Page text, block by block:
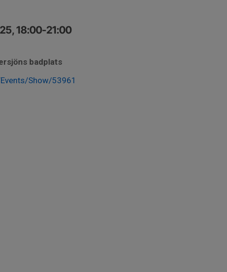
18:00-21:00
badplats
Show/53961